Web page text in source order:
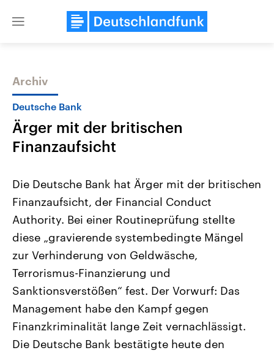
Close
Themen
Landtagswahl Sachsen-Anhalt
2026
Alle Informationen
Sachsen-Anhalt wählt am 6.
September 2026 einen neuen
Landtag. Seit 2021 wird das
Bundesland von einer Koalition aus
Umfragen, Prognosen,
Wahlprogramme, aktuelle Berichte
und Hintergründe zu den Parteien
und Kandidaten der anstehenden
Wahl.
USA
Aktuelle Beiträge,
Hintergründe
Wirtschaftlich und
gehören die Vereinigten
den mächtigsten Ländern
mit großem Einfluss auf
Sendungen Programm Podcasts
Audio-Archiv
Archiv
Deutsche Bank
Ärger mit der britischen
Finanzaufsicht
Die Deutsche Bank hat Ärger mit der britischen
Finanzaufsicht, der Financial Conduct
Authority. Bei einer Routineprüfung stellte
diese „gravierende systembedingte Mängel
zur Verhinderung von Geldwäsche,
Terrorismus-Finanzierung und
Sanktionsverstößen“ fest. Der Vorwurf: Das
Management habe den Kampf gegen
Finanzkriminalität lange Zeit vernachlässigt.
Die Deutsche Bank bestätigte heute den